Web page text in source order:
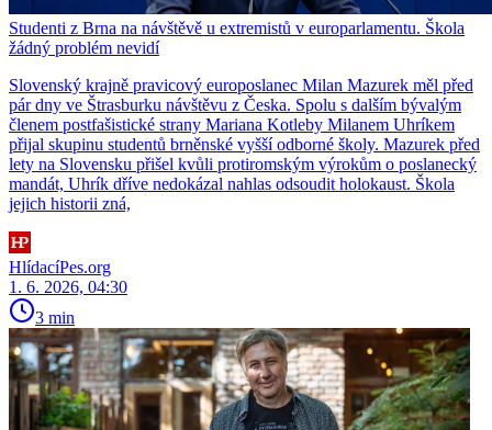
Studenti z Brna na návštěvě u extremistů v europarlamentu. Škola
žádný problém nevidí
Slovenský krajně pravicový europoslanec Milan Mazurek měl před
pár dny ve Štrasburku návštěvu z Česka. Spolu s dalším bývalým
členem postfašistické strany Mariana Kotleby Milanem Uhríkem
přijal skupinu studentů brněnské vyšší odborné školy. Mazurek před
lety na Slovensku přišel kvůli protiromským výrokům o poslanecký
mandát, Uhrík dříve nedokázal nahlas odsoudit holokaust. Škola
jejich historii zná,
HlídacíPes.org
1. 6. 2026, 04:30
3 min